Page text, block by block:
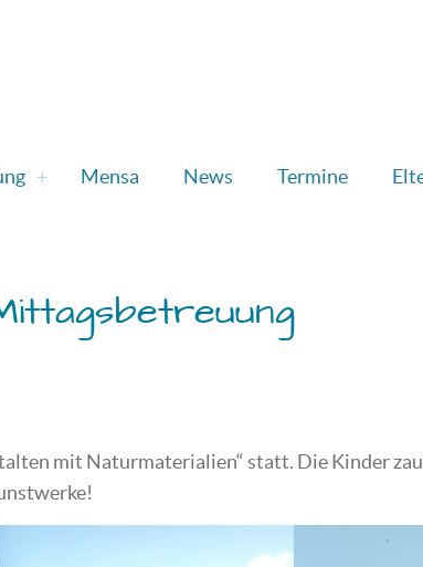
Mensa News Termine
mit Naturmaterialien“ statt. Die Kinder